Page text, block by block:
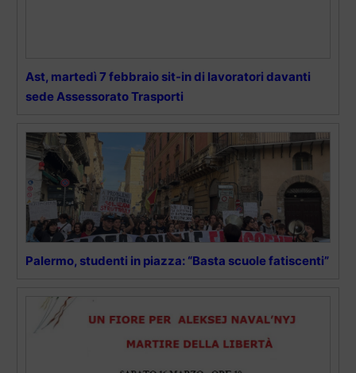
Ast, martedì 7 febbraio sit-in di lavoratori davanti
sede Assessorato Trasporti
Palermo, studenti in piazza: “Basta scuole fatiscenti”